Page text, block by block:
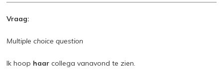
Vraag:
Multiple choice question
Ik hoop haar collega vanavond te zien.